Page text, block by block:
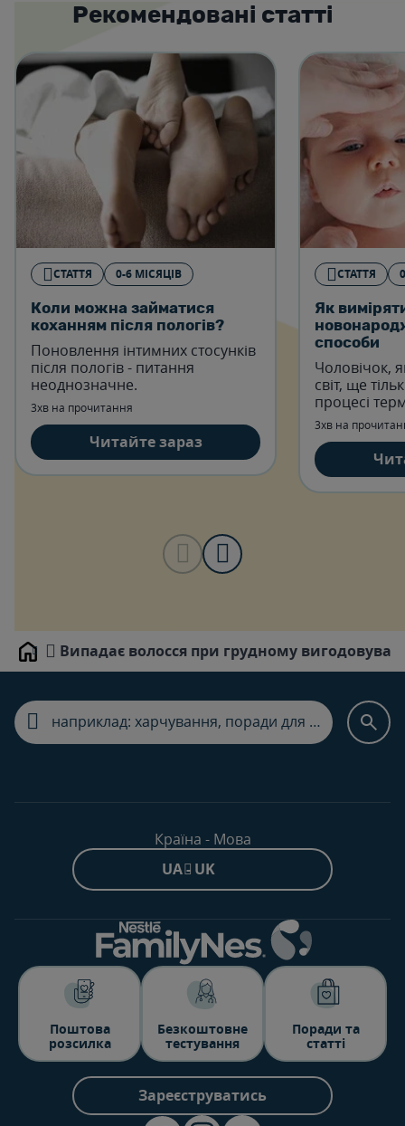
Рекомендовані статті
СТАТТЯ 0-6 МІСЯЦІВ
Коли можна займатися
коханням після пологів?
Поновлення інтимних стосунків
після пологів - питання
неоднозначне.
3хв на прочитання
Читайте зараз
СТАТТЯ
Як
способи
Чоловічок,
світ, ще
процесі
3хв на
Home Випадає волосся при грудному
Країна - Мова
UA - UK
Поштова
розсилка
Безкоштовне
тестування
Поради та
статті
Зареєструватись